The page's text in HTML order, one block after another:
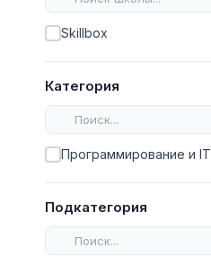
Skillbox
Категория
Программирование и IT
Подкатегория